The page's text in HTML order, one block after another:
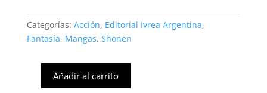
Categorías: Acción, Editorial Ivrea Argentina,
Fantasía, Mangas, Shonen
Shuumatsu
Añadir al carrito